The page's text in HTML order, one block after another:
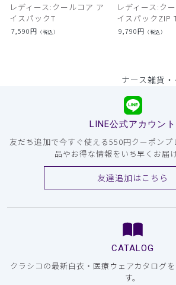
レディース:クールコア ア
イスパックT
7,590円 （税込）
レディース:ク
イスパックZIP
9,790円 （税込）
ナース雑貨
LINE公式アカウント
友だち追加で今すぐ使える550円クーポン
品やお得な情報をいち早くお届
友達追加はこちら
CATALOG
クラシコの最新白衣・医療ウェアカタログ
す。